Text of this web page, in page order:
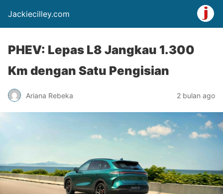
Jackiecilley.com
PHEV: Lepas L8 Jangkau 1.300
Km dengan Satu Pengisian
Ariana Rebeka 2 bulan ago